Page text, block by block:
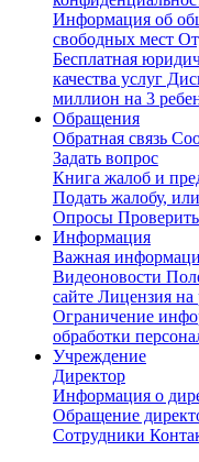
Информация об
свободных мест
Бесплатная
качества услуг
миллион на 3
Обращения
Обратная связь
Задать вопрос
Книга жалоб и
Подать жалобу,
Опросы
Информация
Важная
Видеоновости
сайте Лицензия на
Ограничение
обработки
Учреждение
Директор
Информация о
Обращение
Сотрудники